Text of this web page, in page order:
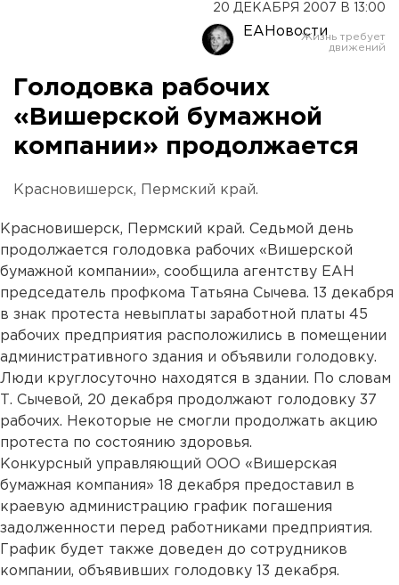
20 ДЕКАБРЯ 2007 В 13:00
ЕАНовости
Голодовка рабочих
«Вишерской бумажной
компании» продолжается
Красновишерск, Пермский край.
Красновишерск, Пермский край. Седьмой день
продолжается голодовка рабочих «Вишерской
бумажной компании», сообщила агентству ЕАН
председатель профкома Татьяна Сычева. 13 декабря
в знак протеста невыплаты заработной платы 45
рабочих предприятия расположились в помещении
административного здания и объявили голодовку.
Люди круглосуточно находятся в здании. По словам
Т. Сычевой, 20 декабря продолжают голодовку 37
рабочих. Некоторые не смогли продолжать акцию
протеста по состоянию здоровья.
Конкурсный управляющий ООО «Вишерская
бумажная компания» 18 декабря предоставил в
краевую администрацию график погашения
задолженности перед работниками предприятия.
График будет также доведен до сотрудников
компании, объявивших голодовку 13 декабря.